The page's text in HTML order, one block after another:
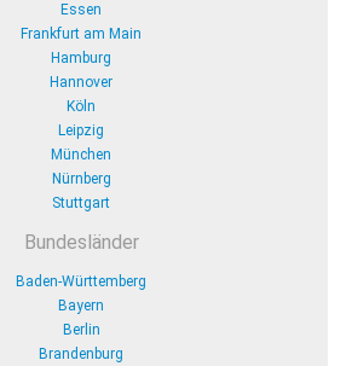
Essen
Frankfurt am Main
Hamburg
Hannover
Köln
Leipzig
München
Nürnberg
Stuttgart
Bundesländer
Baden-Württemberg
Bayern
Berlin
Brandenburg